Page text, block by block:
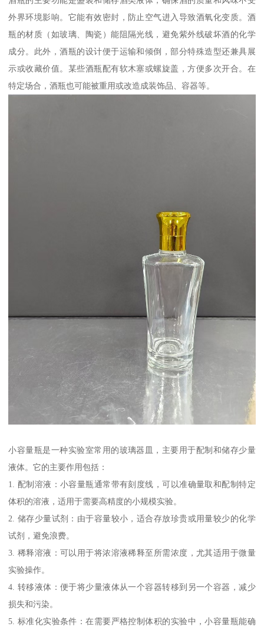
外界环境影响。它能有效密封，防止空气进入导致酒氧化变质。酒
瓶的材质（如玻璃、陶瓷）能阻隔光线，避免紫外线破坏酒的化学
成分。此外，酒瓶的设计便于运输和倾倒，部分特殊造型还兼具展
示或收藏价值。某些酒瓶配有软木塞或螺旋盖，方便多次开合。在
特定场合，酒瓶也可能被重用或改造成装饰品、容器等。
小容量瓶是一种实验室常用的玻璃器皿，主要用于配制和储存少量
液体。它的主要作用包括：
1. 配制溶液：小容量瓶通常带有刻度线，可以准确量取和配制特定
体积的溶液，适用于需要高精度的小规模实验。
2. 储存少量试剂：由于容量较小，适合存放珍贵或用量较少的化学
试剂，避免浪费。
3. 稀释溶液：可以用于将浓溶液稀释至所需浓度，尤其适用于微量
实验操作。
4. 转移液体：便于将少量液体从一个容器转移到另一个容器，减少
损失和污染。
5. 标准化实验条件：在需要严格控制体积的实验中，小容量瓶能确